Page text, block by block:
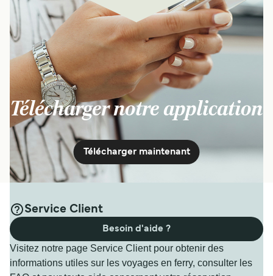
Télécharger notre application
Télécharger maintenant
Service Client
Visitez notre page Service Client pour obtenir des
informations utiles sur les voyages en ferry, consulter les
Besoin d'aide ?